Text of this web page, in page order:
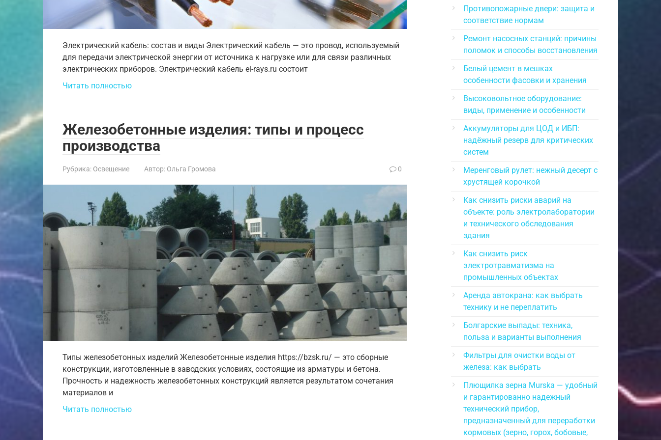
Электрический кабель: состав и виды Электрический кабель — это провод, используемый
для передачи электрической энергии от источника к нагрузке или для связи различных
электрических приборов. Электрический кабель el-rays.ru состоит
Читать полностью
Железобетонные изделия: типы и процесс
производства
Рубрика: Освещение Автор: Ольга Громова 0
Типы железобетонных изделий Железобетонные изделия https://bzsk.ru/ — это сборные
конструкции, изготовленные в заводских условиях, состоящие из арматуры и бетона.
Прочность и надежность железобетонных конструкций является результатом сочетания
материалов и
Читать полностью
Противопожарные двери: защита и
соответствие нормам
Ремонт насосных станций: причины
поломок и способы восстановления
Белый цемент в мешках
особенности фасовки и хранения
Высоковольтное оборудование:
виды, применение и особенности
Аккумуляторы для ЦОД и ИБП:
надёжный резерв для критических
систем
Меренговый рулет: нежный десерт с
хрустящей корочкой
Как снизить риски аварий на
объекте: роль электролаборатории
и технического обследования
здания
Как снизить риск
электротравматизма на
промышленных объектах
Аренда автокрана: как выбрать
технику и не переплатить
Болгарские выпады: техника,
польза и варианты выполнения
Фильтры для очистки воды от
железа: как выбрать
Плющилка зерна Murska — удобный
и гарантированно надежный
технический прибор,
предназначенный для переработки
кормовых (зерно, горох, бобовые,